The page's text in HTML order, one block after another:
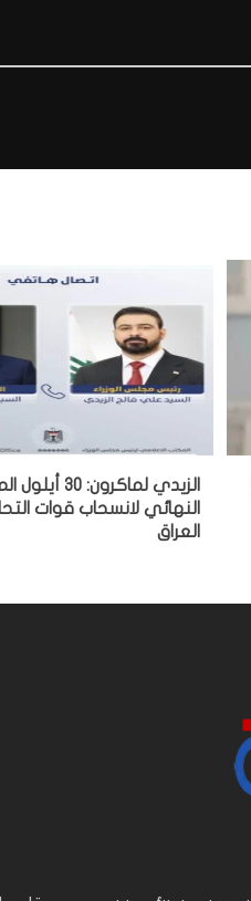
الزيدي لماكرون:
النهائي لانسحاب قوات
العراق